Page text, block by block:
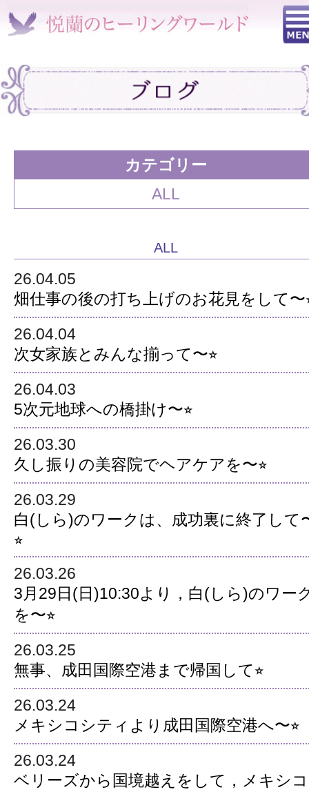
カテゴリー
ALL
ALL
26.04.05
畑仕事の後の打ち上げのお花見をして〜
26.04.04
次女家族とみんな揃って〜⭐︎
26.04.03
5次元地球への橋掛け〜⭐︎
26.03.30
久し振りの美容院でヘアケアを〜⭐︎
26.03.29
白(しら)のワークは、成功裏に終了して
⭐︎
26.03.26
3月29日(日)10:30より，白(しら)のワー
を〜⭐︎
26.03.25
無事、成田国際空港まで帰国して⭐︎
26.03.24
メキシコシティより成田国際空港へ〜⭐︎
26.03.24
ベリーズから国境越えをして，メキシコ